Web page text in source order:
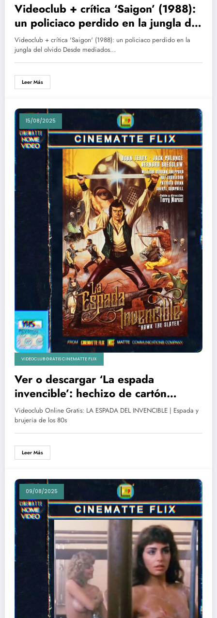
Videoclub + crítica ‘Saigon’ (1988):
un policiaco perdido en la jungla del
olvido
Videoclub + crítica 'Saigon' (1988): un policiaco perdido en la
jungla del olvido Desde mediados…
Leer Más
15/08/2025
VIDEOCLUB GRATIS CINEMATTE FLIX
Ver o descargar ‘La espada
invencible’: hechizo de cartón
piedra y gloria eterna en el bosque
encantado
Videoclub Online Gratis: LA ESPADA DEL INVENCIBLE | Espada y
brujeria de los 80s
Leer Más
09/08/2025